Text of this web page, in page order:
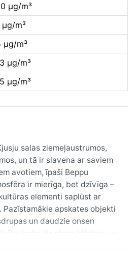
µg/m³
µg/m³
µg/m³
µg/m³
µg/m³
salas ziemeļaustrumos,
un tā ir slavena ar saviem
avotiem, īpaši Beppu
ir mierīga, bet dzīvīga –
elementi saplūst ar
apskates objekti
un daudzie onsen
ieskauta starp kalniem un